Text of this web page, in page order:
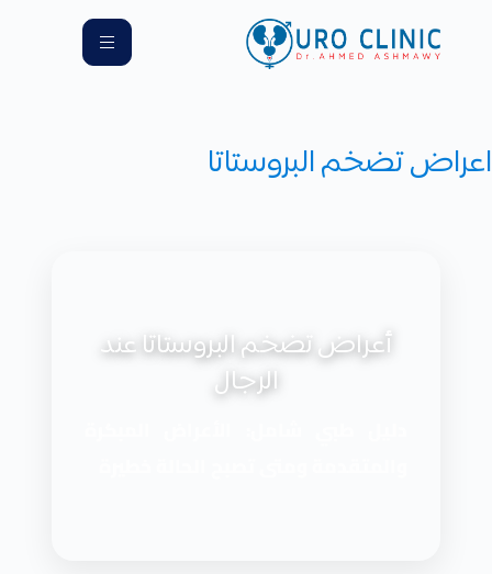
اعراض تضخم البروستاتا
أعراض تضخم البروستاتا عند
الرجال